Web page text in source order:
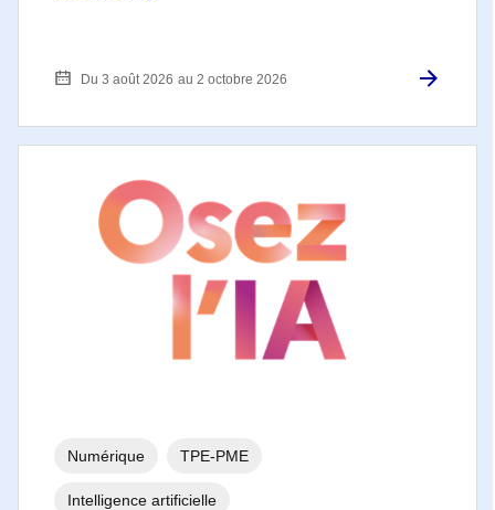
Du 3 août 2026 au 2 octobre 2026
Numérique TPE-PME
Intelligence artificielle